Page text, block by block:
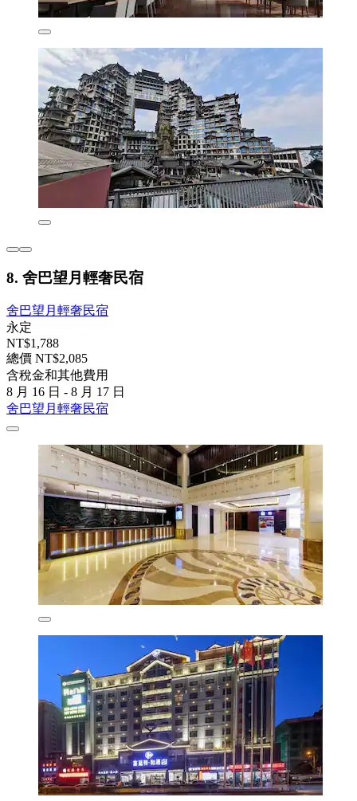
8. 舍巴望月輕奢民宿
舍巴望月輕奢民宿
永定
NT$1,788
總價 NT$2,085
含稅金和其他費用
8 月 16 日 - 8 月 17 日
舍巴望月輕奢民宿